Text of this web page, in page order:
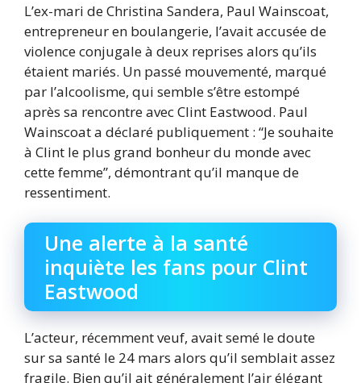
L’ex-mari de Christina Sandera, Paul Wainscoat,
entrepreneur en boulangerie, l’avait accusée de
violence conjugale à deux reprises alors qu’ils
étaient mariés. Un passé mouvementé, marqué
par l’alcoolisme, qui semble s’être estompé
après sa rencontre avec Clint Eastwood. Paul
Wainscoat a déclaré publiquement : “Je souhaite
à Clint le plus grand bonheur du monde avec
cette femme”, démontrant qu’il manque de
ressentiment.
Une alerte à la santé
inquiète les fans pour Clint
Eastwood
L’acteur, récemment veuf, avait semé le doute
sur sa santé le 24 mars alors qu’il semblait assez
fragile. Bien qu’il ait généralement l’air élégant